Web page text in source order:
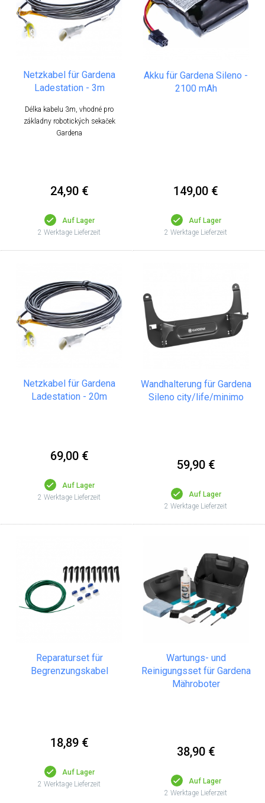
Netzkabel für Gardena
Ladestation - 3m
Délka kabelu 3m, vhodné pro
základny robotických sekaček
Gardena
24,90 €
Auf Lager
2 Werktage Lieferzeit
Akku für Gardena Sileno -
2100 mAh
149,00 €
Auf Lager
2 Werktage Lieferzeit
Netzkabel für Gardena
Ladestation - 20m
69,00 €
Auf Lager
2 Werktage Lieferzeit
Wandhalterung für Gardena
Sileno city/life/minimo
59,90 €
Auf Lager
2 Werktage Lieferzeit
Reparaturset für
Begrenzungskabel
18,89 €
Auf Lager
2 Werktage Lieferzeit
Wartungs- und
Reinigungsset für Gardena
Mähroboter
38,90 €
Auf Lager
2 Werktage Lieferzeit